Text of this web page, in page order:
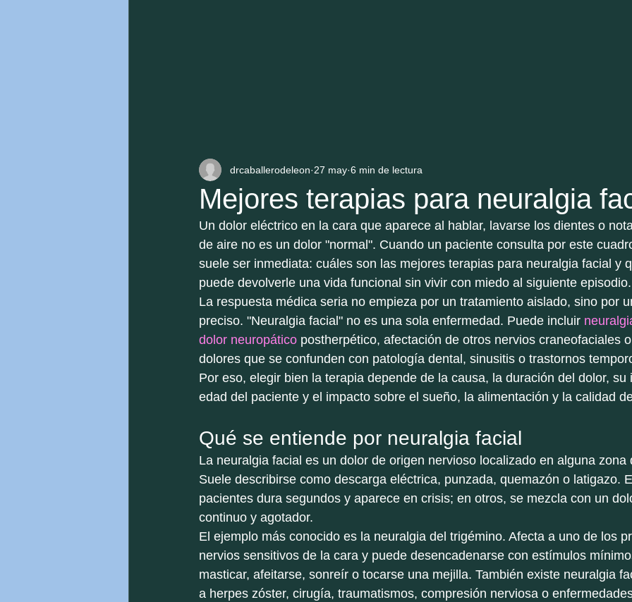
Mejores terapias para neuralgia
drcaballerodeleon 27 may 6 min de lectura
Un dolor eléctrico en la cara que aparece al hablar, lavarse los dientes o
de aire no es un dolor "normal". Cuando un paciente consulta por este
suele ser inmediata: cuáles son las mejores terapias para neuralgia facial y
puede devolverle una vida funcional sin vivir con miedo al siguiente episodio.
La respuesta médica seria no empieza por un tratamiento aislado, sino por
preciso. "Neuralgia facial" no es una sola enfermedad. Puede incluir
dolor neuropático postherpético, afectación de otros nervios craneofaciales
dolores que se confunden con patología dental, sinusitis o trastornos
Por eso, elegir bien la terapia depende de la causa, la duración del dolor,
edad del paciente y el impacto sobre el sueño, la alimentación y la calidad
Qué se entiende por neuralgia facial
La neuralgia facial es un dolor de origen nervioso localizado en alguna
Suele describirse como descarga eléctrica, punzada, quemazón o latigazo.
pacientes dura segundos y aparece en crisis; en otros, se mezcla con un
continuo y agotador.
El ejemplo más conocido es la neuralgia del trigémino. Afecta a uno de los
nervios sensitivos de la cara y puede desencadenarse con estímulos
masticar, afeitarse, sonreír o tocarse una mejilla. También existe neuralgia
a herpes zóster, cirugía, traumatismos, compresión nerviosa o